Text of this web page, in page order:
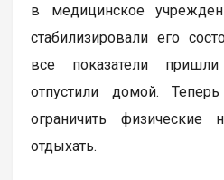
в медицинское
стабилизировали его
все показатели
отпустили домой.
ограничить физические
отдыхать.